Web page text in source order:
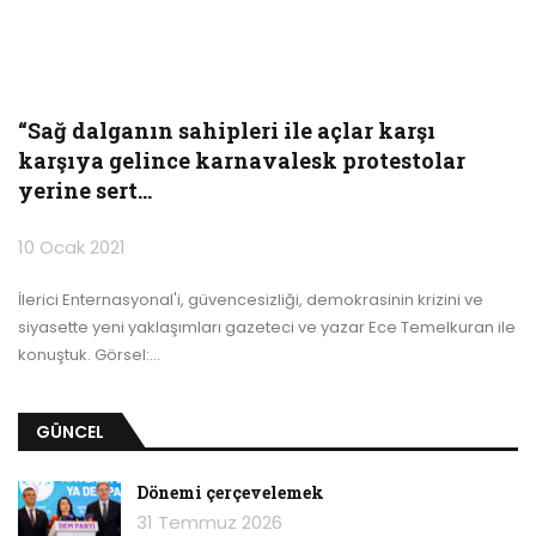
“Sağ dalganın sahipleri ile açlar karşı
karşıya gelince karnavalesk protestolar
yerine sert…
10 Ocak 2021
İlerici Enternasyonal'i, güvencesizliği, demokrasinin krizini ve
siyasette yeni yaklaşımları gazeteci ve yazar Ece Temelkuran ile
konuştuk. Görsel:…
GÜNCEL
Dönemi çerçevelemek
31 Temmuz 2026